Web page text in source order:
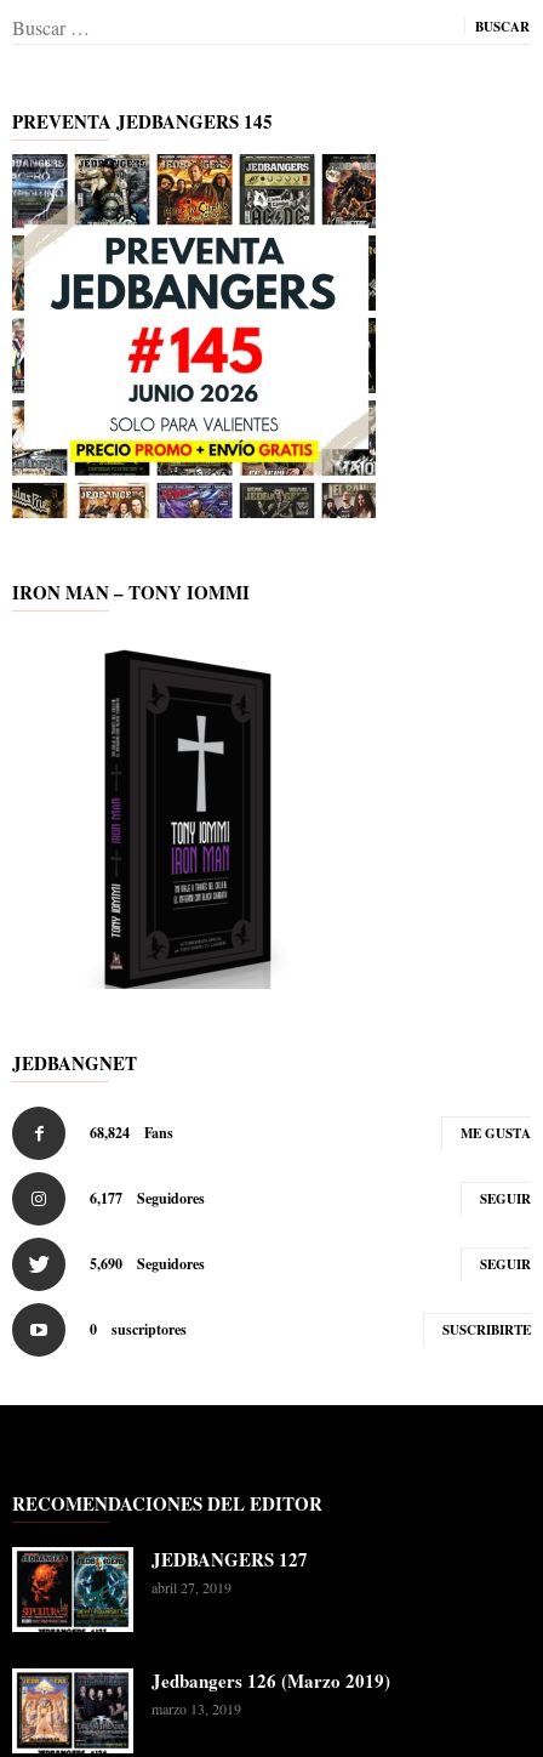
Buscar:
PREVENTA JEDBANGERS 145
IRON MAN – TONY IOMMI
JEDBANGNET
68,824 Fans ME GUSTA
6,177 Seguidores SEGUIR
5,690 Seguidores SEGUIR
0 suscriptores SUSCRIBIRTE
RECOMENDACIONES DEL EDITOR
JEDBANGERS 127
abril 27, 2019
Jedbangers 126 (Marzo 2019)
marzo 13, 2019